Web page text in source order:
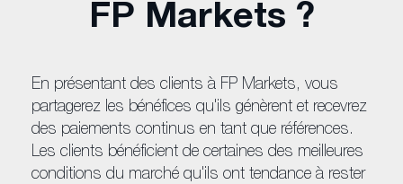
FP Markets ?
En présentant des clients à FP Markets, vous
partagerez les bénéfices qu'ils génèrent et recevrez
des paiements continus en tant que références.
Les clients bénéficient de certaines des meilleures
conditions du marché qu'ils ont tendance à rester